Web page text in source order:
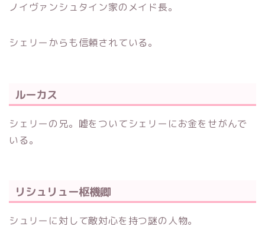
ノイヴァンシュタイン家のメイド長。
シェリーからも信頼されている。
ルーカス
シェリーの兄。嘘をついてシェリーにお金をせがんで
いる。
リシュリュー枢機卿
シュリーに対して敵対心を持つ謎の人物。